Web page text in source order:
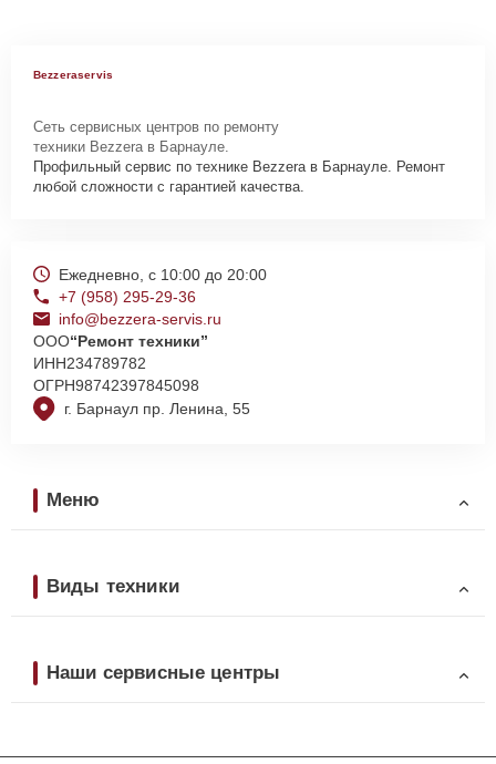
Bezzeraservis
Сеть сервисных центров по ремонту
техники Bezzera в Барнауле.
Профильный сервис по технике Bezzera в Барнауле. Ремонт
любой сложности с гарантией качества.
г. Барнаул пр. Ленина, 55
Ежедневно, с 10:00 до 20:00
+7 (958) 295-29-36
info@bezzera-servis.ru
ООО“Ремонт техники”
ИНН234789782
ОГРН98742397845098
Меню
Виды техники
Наши сервисные центры